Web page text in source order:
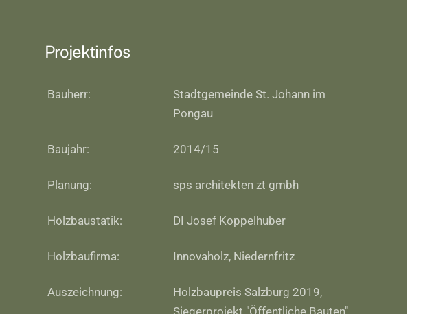
Projektinfos
Bauherr:
Stadtgemeinde St. Johann im
Pongau
Baujahr: 2014/15
Planung: sps architekten zt gmbh
Holzbaustatik: DI Josef Koppelhuber
Holzbaufirma: Innovaholz, Niedernfritz
Auszeichnung:
Holzbaupreis Salzburg 2019,